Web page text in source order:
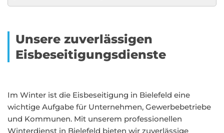
Unsere zuverlässigen
Eisbeseitigungsdienste
Im Winter ist die Eisbeseitigung in Bielefeld eine
wichtige Aufgabe für Unternehmen, Gewerbebetriebe
und Kommunen. Mit unserem professionellen
Winterdienst in Bielefeld bieten wir zuverlässige